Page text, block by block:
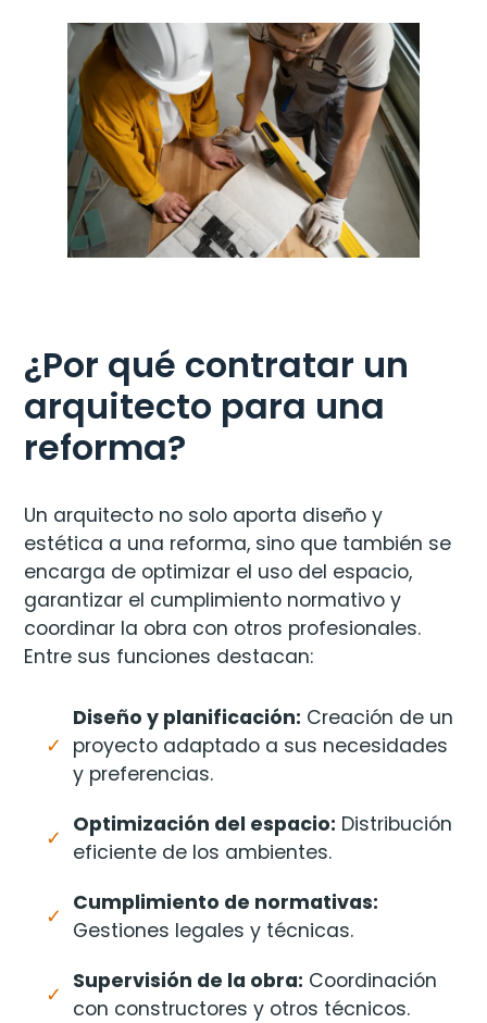
¿Por qué contratar un
arquitecto para una
reforma?
Un arquitecto no solo aporta diseño y
estética a una reforma, sino que también se
encarga de optimizar el uso del espacio,
garantizar el cumplimiento normativo y
coordinar la obra con otros profesionales.
Entre sus funciones destacan:
Diseño y planificación: Creación de un
proyecto adaptado a sus necesidades
y preferencias.
Optimización del espacio: Distribución
eficiente de los ambientes.
Cumplimiento de normativas:
Gestiones legales y técnicas.
Supervisión de la obra: Coordinación
con constructores y otros técnicos.